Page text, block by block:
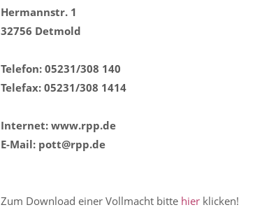
Hermannstr. 1
32756 Detmold
Telefon: 05231/308 140
Telefax: 05231/308 1414
Internet: www.rpp.de
E-Mail: pott@rpp.de
Zum Download einer Vollmacht bitte hier klicken!